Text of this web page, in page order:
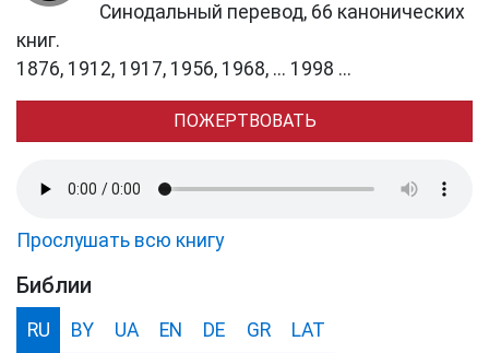
Синодальный перевод, 66 канонических
книг.
1876, 1912, 1917, 1956, 1968, ... 1998 ...
ПОЖЕРТВОВАТЬ
Прослушать всю книгу
Библии
RU BY UA EN DE GR LAT